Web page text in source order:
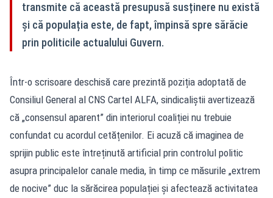
transmite că această presupusă susținere nu există
și că populația este, de fapt, împinsă spre sărăcie
prin politicile actualului Guvern.
Într-o scrisoare deschisă care prezintă poziția adoptată de
Consiliul General al CNS Cartel ALFA, sindicaliștii avertizează
că „consensul aparent” din interiorul coaliției nu trebuie
confundat cu acordul cetățenilor. Ei acuză că imaginea de
sprijin public este întreținută artificial prin controlul politic
asupra principalelor canale media, în timp ce măsurile „extrem
de nocive” duc la sărăcirea populației și afectează activitatea